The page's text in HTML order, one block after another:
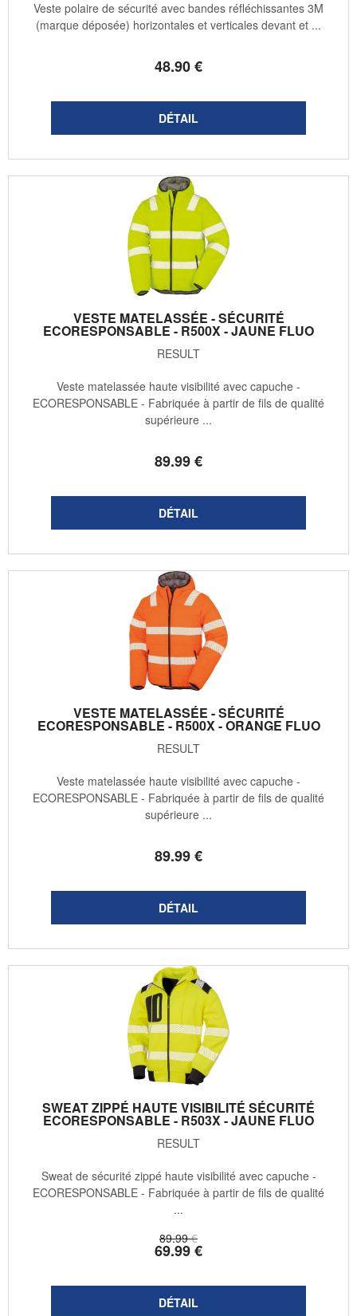
48.90€
Veste polaire de sécurité avec bandes réfléchissantes 3M
(marque déposée) horizontales et verticales devant et ...
VESTE MATELASSÉE - SÉCURITÉ
ECORESPONSABLE - R500X - JAUNE FLUO
RESULT
89.99€
Veste matelassée haute visibilité avec capuche -
ECORESPONSABLE - Fabriquée à partir de fils de qualité
supérieure ...
VESTE MATELASSÉE - SÉCURITÉ
ECORESPONSABLE - R500X - ORANGE FLUO
RESULT
89.99€
Veste matelassée haute visibilité avec capuche -
ECORESPONSABLE - Fabriquée à partir de fils de qualité
supérieure ...
SWEAT ZIPPÉ HAUTE VISIBILITÉ SÉCURITÉ
ECORESPONSABLE - R503X - JAUNE FLUO
RESULT
89.99 €
69.99€
Sweat de sécurité zippé haute visibilité avec capuche -
ECORESPONSABLE - Fabriquée à partir de fils de qualité
...